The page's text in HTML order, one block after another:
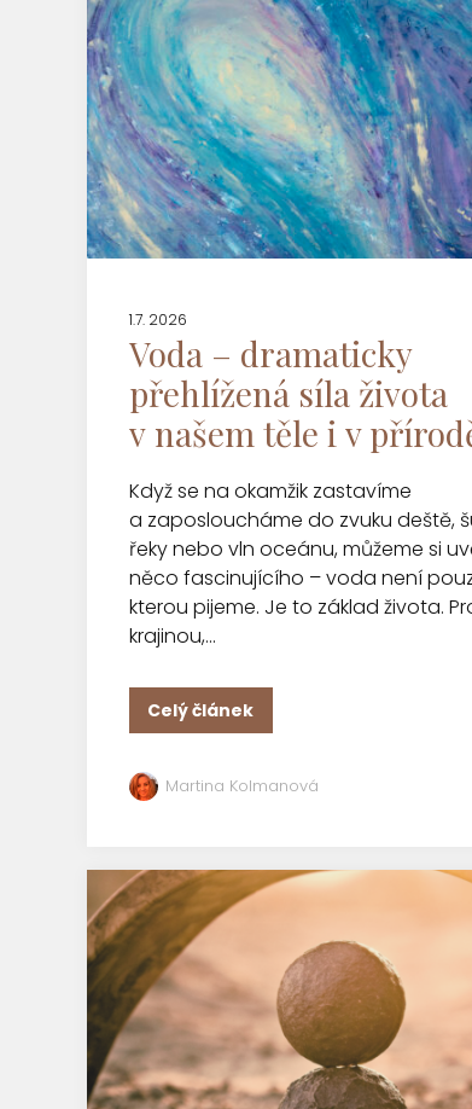
1.7. 2026
Voda – dramaticky
přehlížená síla života
v našem těle i v
Když se na okamžik zastavíme
a zaposloucháme do zvuku deště,
řeky nebo vln oceánu, můžeme si
něco fascinujícího – voda není
kterou pijeme. Je to základ života.
krajinou,...
Celý článek
Martina Kolmanová